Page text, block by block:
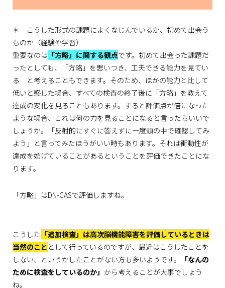
＊ こうした形式の課題によくなじんでいるか、初めて出会う
ものか（経験や学習）
重要なのは 「方略」に関する観点です。初めて出会った課題だ
ったとしても、「方略」を思いつき、工夫できる能力を見てい
る と考えることもできます。そのため、ほかの能力と比して
低いと感じた場合、すべての検査の終了後に「方略」を教えて
達成の変化を見ることもあります。すると評価点が倍になった
ような場合、これは何の力を見ることになると言ったらいいで
しょうか。「反射的にすぐに答えずに一度頭の中で確認してみ
よう」と言ってみたほうがいい時もあります。それは衝動性が
達成を妨げていることがあるということを評価できたことにな
ります。
「方略」はDN-CASで評価しますね。
こうした 「追加検査」は高次脳機能障害を評価しているときは
当然のこと として行っているのですが、最近はこうしたことを
しない、というかしたことがない方も多いようです。
「なんの
ために検査をしているのか」 から考えることが大事でしょう
ね。